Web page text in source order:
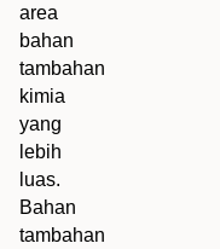
area
bahan
tambahan
kimia
yang
lebih
luas.
Bahan
tambahan